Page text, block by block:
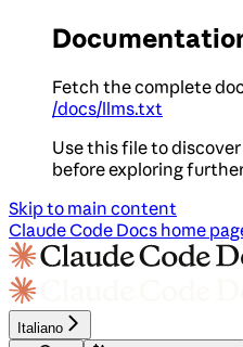
Fetch the complete
/docs/llms.txt
Use this file to
before exploring
Skip to main content
Claude Code Docs home
Italiano